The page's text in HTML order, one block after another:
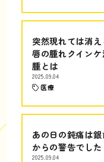
突然現れては消え
唇の腫れクインケ
腫とは
2025.09.04
医療
あの日の鈍痛は
からの警告でした
2025.09.04